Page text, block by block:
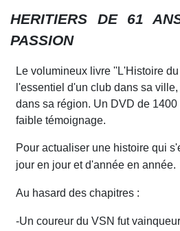
HERITIERS DE61
PASSION
Le volumineux livre ''L'Histoire
l'essentiel d'un cl ub dans sa
dans sa région. Un DVD de
faible témoignage.
Pour actualiser une histoire qui
jour en jour et d'année en année.
Au hasard des chapitres :
-Un coureur du VSN fut